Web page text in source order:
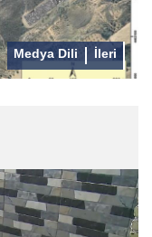
Medya Dili İleri